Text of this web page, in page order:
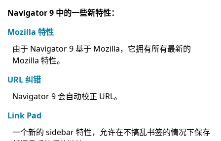
Navigator 9 中的一些新特性：
Mozilla 特性
由于 Navigator 9 基于 Mozilla，它拥有所有最新的
Mozilla 特性。
URL 纠错
Navigator 9 会自动校正 URL。
Link Pad
一个新的 sidebar 特性，允许在不搞乱书签的情况下保存